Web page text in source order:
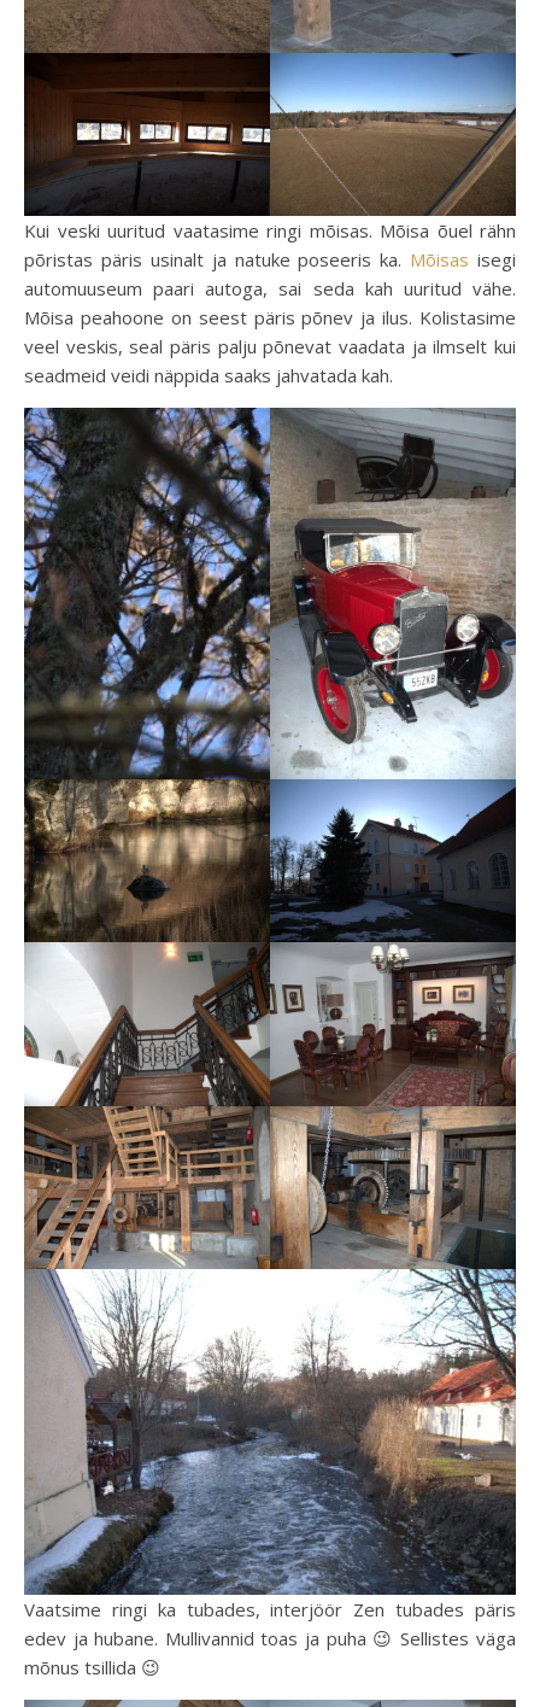
Kui veski uuritud vaatasime ringi mõisas. Mõisa õuel rähn
põristas päris usinalt ja natuke poseeris ka. Mõisas isegi
automuuseum paari autoga, sai seda kah uuritud vähe.
Mõisa peahoone on seest päris põnev ja ilus. Kolistasime
veel veskis, seal päris palju põnevat vaadata ja ilmselt kui
seadmeid veidi näppida saaks jahvatada kah.
Vaatsime ringi ka tubades, interjöör Zen tubades päris
edev ja hubane. Mullivannid toas ja puha 😉 Sellistes väga
mõnus tsillida 😉